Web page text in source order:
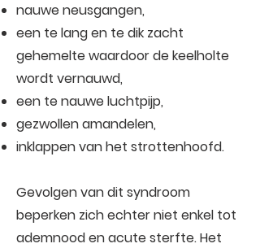
nauwe neusgangen,
een te lang en te dik zacht
gehemelte waardoor de keelholte
wordt vernauwd,
een te nauwe luchtpijp,
gezwollen amandelen,
inklappen van het strottenhoofd.
Gevolgen van dit syndroom
beperken zich echter niet enkel tot
ademnood en acute sterfte. Het